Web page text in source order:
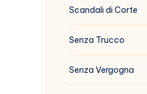
Scandali di Corte
Senza Trucco
Senza Vergogna